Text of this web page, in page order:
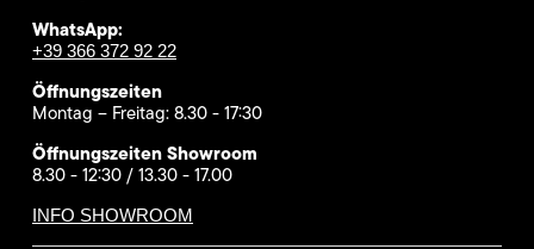
WhatsApp:
+39 366 372 92 22
Öffnungszeiten
Montag – Freitag: 8.30 - 17:30
Öffnungszeiten Showroom
8.30 - 12:30 / 13.30 - 17.00
INFO SHOWROOM